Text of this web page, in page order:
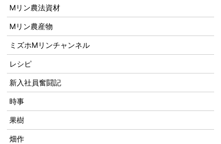
Mリン農法資材
Mリン農産物
ミズホMリンチャンネル
レシピ
新入社員奮闘記
時事
果樹
畑作